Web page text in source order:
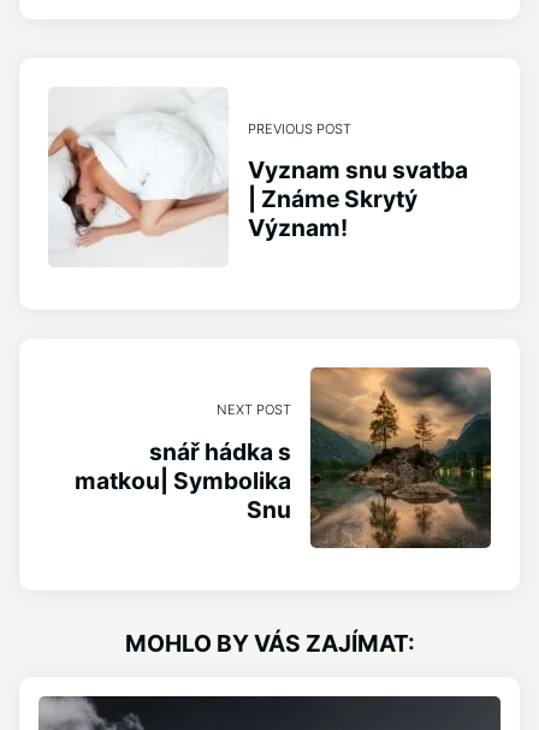
PREVIOUS POST
Vyznam snu svatba
| Známe Skrytý
Význam!
NEXT POST
snář hádka s
matkou| Symbolika
Snu
MOHLO BY VÁS ZAJÍMAT: